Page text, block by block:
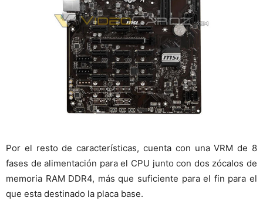
Por el resto de características, cuenta con una VRM de 8
fases de alimentación para el CPU junto con dos zócalos de
memoria RAM DDR4, más que suficiente para el fin para el
que esta destinado la placa base.